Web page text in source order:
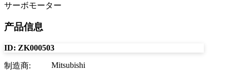
サーボモーター
产品信息
ID: ZK000503
制造商: Mitsubishi